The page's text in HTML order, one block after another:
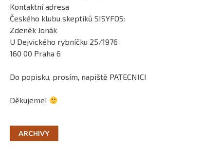
Kontaktní adresa
Českého klubu skeptiků SISYFOS:
Zdeněk Jonák
U Dejvického rybníčku 25/1976
160 00 Praha 6
Do popisku, prosím, napiště PATECNICI
Děkujeme!
ARCHIVY